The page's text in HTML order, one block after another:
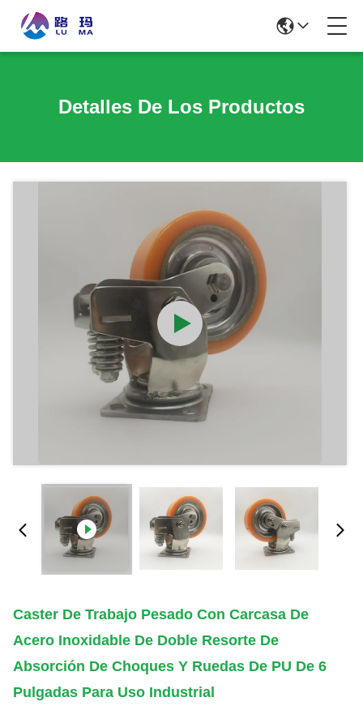
Detalles De Los Productos
Caster De Trabajo Pesado Con Carcasa De
Acero Inoxidable De Doble Resorte De
Absorción De Choques Y Ruedas De PU De 6
Pulgadas Para Uso Industrial